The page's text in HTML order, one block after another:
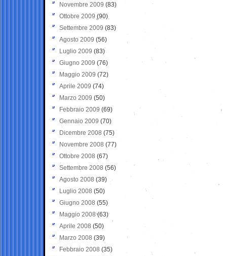
Novembre 2009 (83)
Ottobre 2009 (90)
Settembre 2009 (83)
Agosto 2009 (56)
Luglio 2009 (83)
Giugno 2009 (76)
Maggio 2009 (72)
Aprile 2009 (74)
Marzo 2009 (50)
Febbraio 2009 (69)
Gennaio 2009 (70)
Dicembre 2008 (75)
Novembre 2008 (77)
Ottobre 2008 (67)
Settembre 2008 (56)
Agosto 2008 (39)
Luglio 2008 (50)
Giugno 2008 (55)
Maggio 2008(63)
Aprile 2008 (50)
Marzo 2008 (39)
Febbraio 2008 (35)